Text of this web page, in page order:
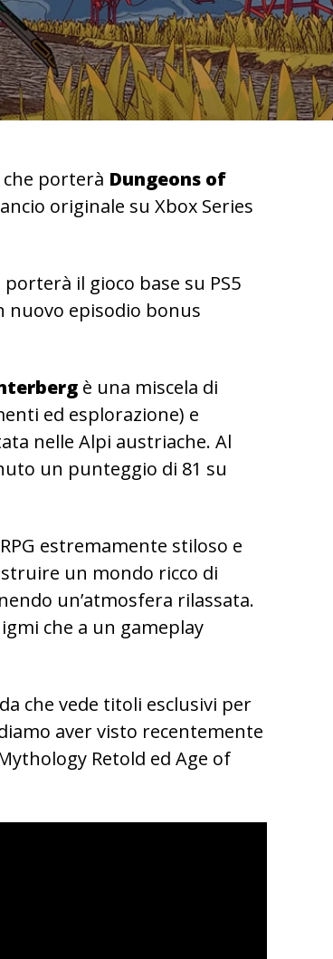
porterà Dungeons of
originale su Xbox Series
porterà il gioco base su PS5
nuovo episodio bonus
è una miscela di
ed esplorazione) e
nelle Alpi austriache. Al
un punteggio di 81 su
estremamente stiloso e
un mondo ricco di
un’atmosfera rilassata.
che a un gameplay
che vede titoli esclusivi per
aver visto recentemente
Retold ed Age of